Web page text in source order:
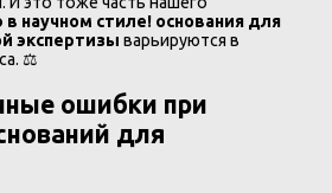
научном стиле! основания для
экспертизы варьируются в
⚖️
ошибки при
для